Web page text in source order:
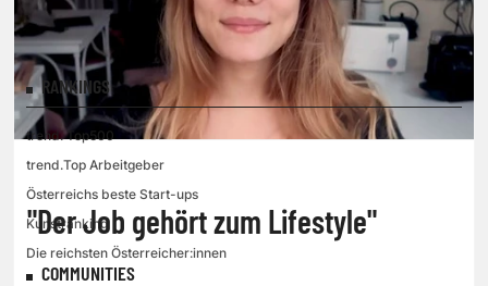
"Der Job gehört zum Lifestyle"
RANKINGS
trend. Top500
trend.Top Arbeitgeber
Österreichs beste Start-ups
Kunstranking
Die reichsten Österreicher:innen
COMMUNITIES